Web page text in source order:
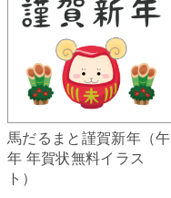
馬だるまと謹賀新年（午
年 年賀状無料イラス
ト）